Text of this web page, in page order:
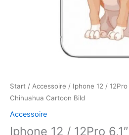
Start / Accessoire / Iphone 12 / 12Pro
Chihuahua Cartoon Bild
Accessoire
Iphone 12 / 12Pro